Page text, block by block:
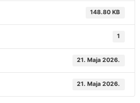
148.80 KB
1
21. Maja 2026.
21. Maja 2026.